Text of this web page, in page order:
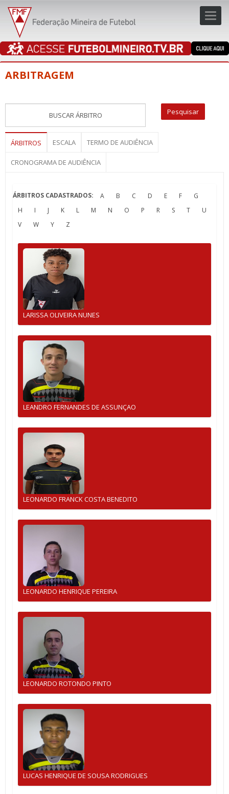
ARBITRAGEM
ÁRBITROS ESCALA TERMO DE AUDIÊNCIA
CRONOGRAMA DE AUDIÊNCIA
ÁRBITROS CADASTRADOS: A B C D E F
G
H
I J K L M N O P R S T
U
V
W Y Z
LARISSA OLIVEIRA NUNES
LEANDRO FERNANDES DE ASSUNÇAO
LEONARDO FRANCK COSTA BENEDITO
LEONARDO HENRIQUE PEREIRA
LEONARDO ROTONDO PINTO
LUCAS HENRIQUE DE SOUSA RODRIGUES